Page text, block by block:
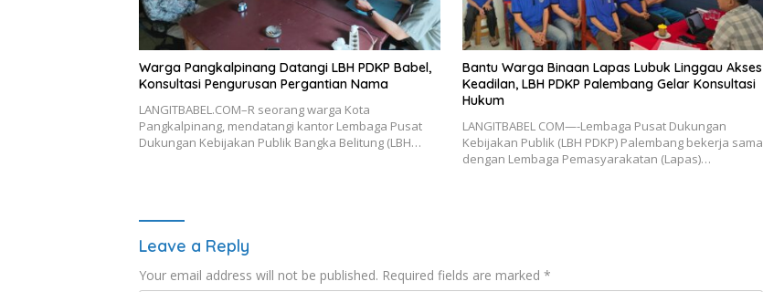
Warga Pangkalpinang Datangi LBH PDKP Babel,
Konsultasi Pengurusan Pergantian Nama
LANGITBABEL.COM–R seorang warga Kota
Pangkalpinang, mendatangi kantor Lembaga Pusat
Dukungan Kebijakan Publik Bangka Belitung (LBH…
Bantu Warga Binaan Lapas Lubuk Linggau Akses
Keadilan, LBH PDKP Palembang Gelar Konsultasi
Hukum
LANGITBABEL COM—-Lembaga Pusat Dukungan
Kebijakan Publik (LBH PDKP) Palembang bekerja sama
dengan Lembaga Pemasyarakatan (Lapas)…
Leave a Reply
Your email address will not be published. Required fields are marked *